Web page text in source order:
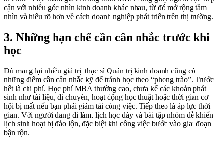
cận với nhiều góc nhìn kinh doanh khác nhau, từ đó mở rộng tầm
nhìn và hiểu rõ hơn về cách doanh nghiệp phát triển trên thị trường.
3. Những hạn chế cần cân nhắc trước khi
học
Dù mang lại nhiều giá trị, thạc sĩ Quản trị kinh doanh cũng có
những điểm cần cân nhắc kỹ để tránh học theo “phong trào”. Trước
hết là chi phí. Học phí MBA thường cao, chưa kể các khoản phát
sinh như tài liệu, di chuyển, hoạt động học thuật hoặc thời gian cơ
hội bị mất nếu bạn phải giảm tải công việc. Tiếp theo là áp lực thời
gian. Với người đang đi làm, lịch học dày và bài tập nhóm dễ khiến
lịch sinh hoạt bị đảo lộn, đặc biệt khi công việc bước vào giai đoạn
bận rộn.